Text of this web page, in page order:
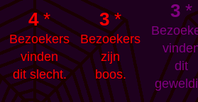
4*
Bezoekers
vinden
dit slecht.
3*
Bezoekers
zijn
boos.
3 *
dit